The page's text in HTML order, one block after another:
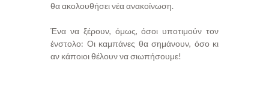
θα ακολουθήσει νέα ανακοίνωση.
Ένα να ξέρουν, όμως, όσοι υποτιμούν τον
ένστολο: Οι καμπάνες θα σημάνουν, όσο κι
αν κάποιοι θέλουν να σιωπήσουμε!